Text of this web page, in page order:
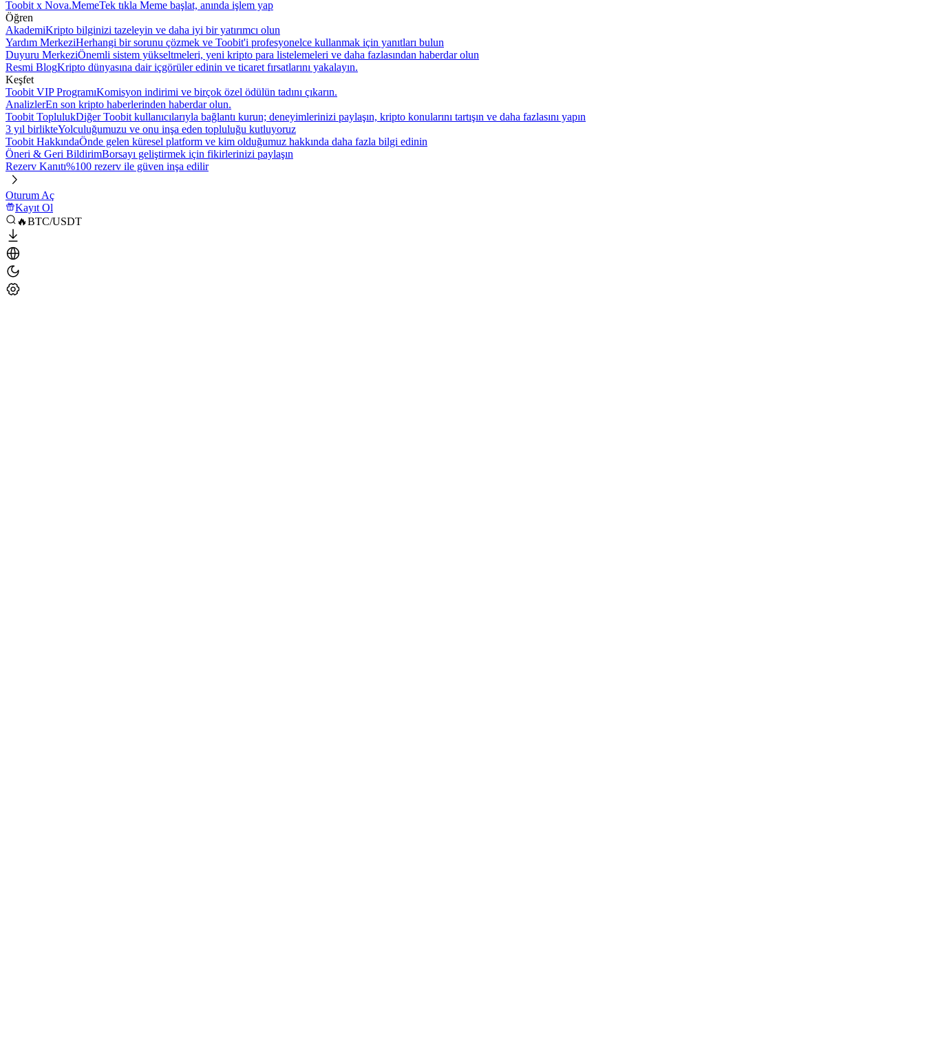
Toobit x Nova.MemeTek tıkla Meme başlat, anında işlem yap
Öğren
AkademiKripto bilginizi tazeleyin ve daha iyi bir yatırımcı olun
Yardım MerkeziHerhangi bir sorunu çözmek ve Toobit'i profesyonelce kullanmak için yanıtları bulun
Duyuru MerkeziÖnemli sistem yükseltmeleri, yeni kripto para listelemeleri ve daha fazlasından haberdar olun
Resmi BlogKripto dünyasına dair içgörüler edinin ve ticaret fırsatlarını yakalayın.
Keşfet
Toobit VIP ProgramıKomisyon indirimi ve birçok özel ödülün tadını çıkarın.
AnalizlerEn son kripto haberlerinden haberdar olun.
Toobit ToplulukDiğer Toobit kullanıcılarıyla bağlantı kurun; deneyimlerinizi paylaşın, kripto konularını tartışın ve daha fazlasını yapın
3 yıl birlikteYolculuğumuzu ve onu inşa eden topluluğu kutluyoruz
Toobit HakkındaÖnde gelen küresel platform ve kim olduğumuz hakkında daha fazla bilgi edinin
Öneri & Geri BildirimBorsayı geliştirmek için fikirlerinizi paylaşın
Rezerv Kanıtı%100 rezerv ile güven inşa edilir
Oturum Aç
Kayıt Ol
🔥BTC/USDT